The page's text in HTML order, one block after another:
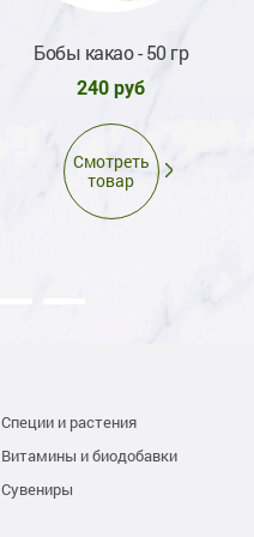
Бобы какао - 50 гр
240 руб
Смотреть
товар
Специи и растения
Витамины и биодобавки
Сувениры